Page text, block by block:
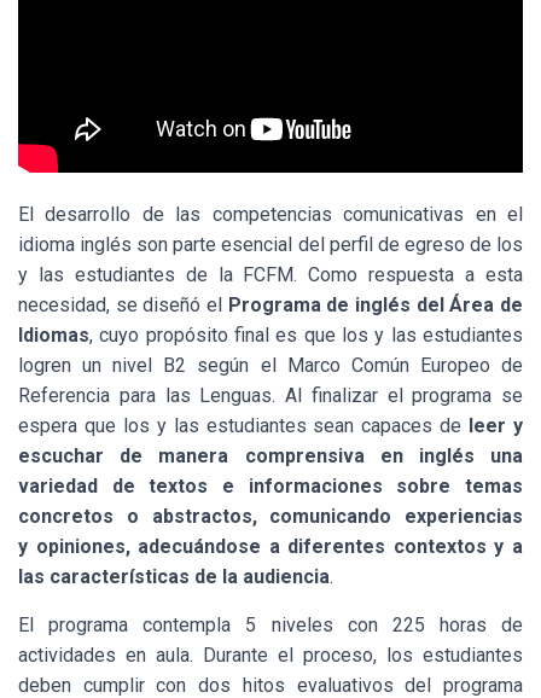
El desarrollo de las competencias comunicativas en el
idioma inglés son parte esencial del perfil de egreso de los
y las estudiantes de la FCFM. Como respuesta a esta
necesidad, se diseñó el Programa de inglés del Área de
Idiomas, cuyo propósito final es que los y las estudiantes
logren un nivel B2 según el Marco Común Europeo de
Referencia para las Lenguas. Al finalizar el programa se
espera que los y las estudiantes sean capaces de leer y
escuchar de manera comprensiva en inglés una
variedad de textos e informaciones sobre temas
concretos o abstractos, comunicando experiencias
y opiniones, adecuándose a diferentes contextos y a
las características de la audiencia.
El programa contempla 5 niveles con 225 horas de
actividades en aula. Durante el proceso, los estudiantes
deben cumplir con dos hitos evaluativos del programa